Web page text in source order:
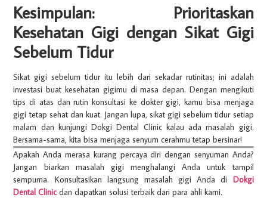
Kesimpulan: Prioritaskan
Kesehatan Gigi dengan Sikat Gigi
Sebelum Tidur
Sikat gigi sebelum tidur itu lebih dari sekadar rutinitas; ini adalah
investasi buat kesehatan gigimu di masa depan. Dengan mengikuti
tips di atas dan rutin konsultasi ke dokter gigi, kamu bisa menjaga
gigi tetap sehat dan kuat. Jangan lupa, sikat gigi sebelum tidur setiap
malam dan kunjungi Dokgi Dental Clinic kalau ada masalah gigi.
Bersama-sama, kita bisa menjaga senyum cerahmu tetap bersinar!
Apakah Anda merasa kurang percaya diri dengan senyuman Anda?
Jangan biarkan masalah gigi menghalangi Anda untuk tampil
sempurna. Konsultasikan langsung masalah gigi Anda di Dokgi
Dental Clinicdan dapatkan solusi terbaik dari para ahli kami.